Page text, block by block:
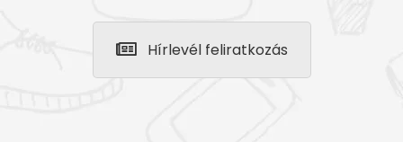
Hírlevél feliratkozás